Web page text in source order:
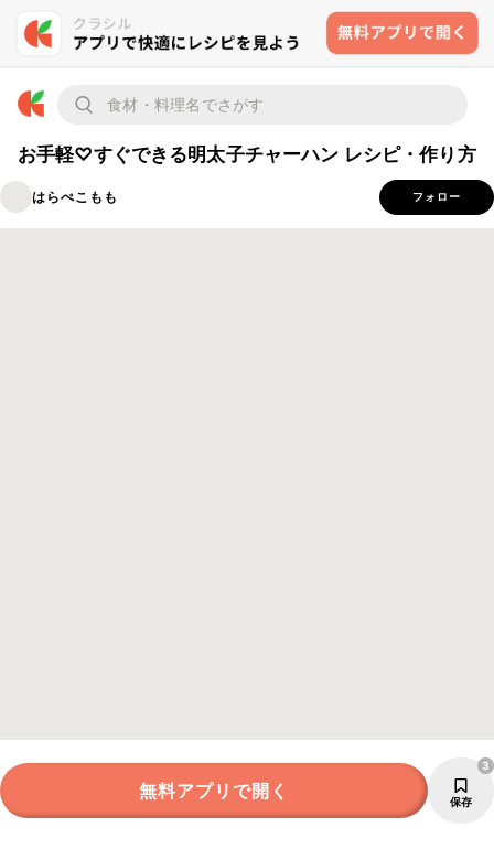
お手軽♡すぐできる明太子チャーハン レシピ・作り方
はらぺこもも フォロー
無料アプリで開く 保存
3